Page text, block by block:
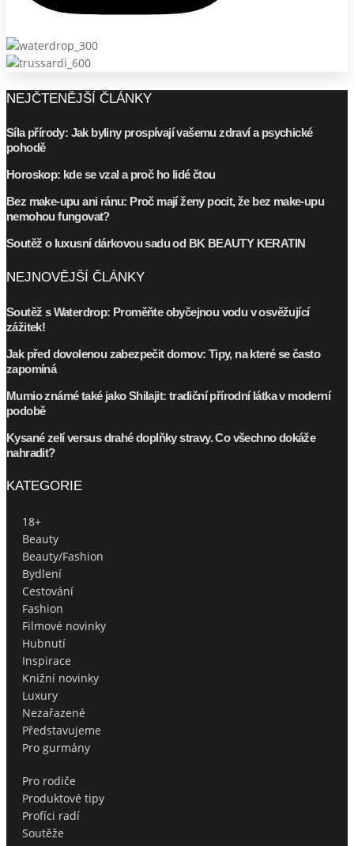
NEJČTENĚJŠÍ ČLÁNKY
Síla přírody: Jak byliny prospívají vašemu zdraví a psychické
pohodě
Horoskop: kde se vzal a proč ho lidé čtou
Bez make-upu ani ránu: Proč mají ženy pocit, že bez make-upu
nemohou fungovat?
Soutěž o luxusní dárkovou sadu od BK BEAUTY KERATIN
NEJNOVĚJŠÍ ČLÁNKY
Soutěž s Waterdrop: Proměňte obyčejnou vodu v osvěžující
zážitek!
Jak před dovolenou zabezpečit domov: Tipy, na které se často
zapomíná
Mumio známé také jako Shilajit: tradiční přírodní látka v moderní
podobě
Kysané zelí versus drahé doplňky stravy. Co všechno dokáže
nahradit?
KATEGORIE
18+
Beauty
Beauty/Fashion
Bydlení
Cestování
Fashion
Filmové novinky
Hubnutí
Inspirace
Knižní novinky
Luxury
Nezařazené
Představujeme
Pro gurmány
Pro rodiče
Produktové tipy
Profíci radí
Soutěže